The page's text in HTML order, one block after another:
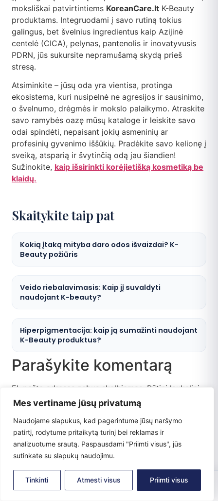
Mes vertiname jūsų privatumą
Naudojame slapukus, kad pagerintume jūsų naršymo
patirtį, rodytume pritaikytą turinį bei reklamas ir
analizuotume srautą. Paspausdami "Priimti visus", jūs
sutinkate su slapukų naudojimu.
Tinkinti Atmesti visus Priimti visus
moksliškai patvirtintiems KoreanCare.lt K-Beauty
produktams. Integruodami į savo rutiną tokius
galingus, bet švelnius ingredientus kaip Azijinė
centelė (CICA), pelynas, pantenolis ir inovatyvusis
PDRN, jūs sukursite nepramušamą skydą prieš
stresą.
Atsiminkite – jūsų oda yra vientisa, protinga
ekosistema, kuri nusipelnė ne agresijos ir sausinimo,
o švelnumo, drėgmės ir mokslo palaikymo. Atraskite
savo ramybės oazę mūsų kataloge ir leiskite savo
odai spindėti, nepaisant jokių asmeninių ar
profesinių gyvenimo iššūkių. Pradėkite savo kelionę į
sveiką, atsparią ir švytinčią odą jau šiandien!
Sužinokite, kaip išsirinkti korėjietišką kosmetiką be
klaidų.
Skaitykite taip pat
Kokią įtaką mityba daro odos išvaizdai? K-
Beauty požiūris
Veido riebalavimasis: Kaip jį suvaldyti
naudojant K-beauty?
Hiperpigmentacija: kaip ją sumažinti naudojant
K-Beauty produktus?
Parašykite komentarą
El. pašto adresas nebus skelbiamas. Būtini laukeliai
pažymėti*
Komentaras*
Pradžia Parduotuvė Paskyra
Krepšelis